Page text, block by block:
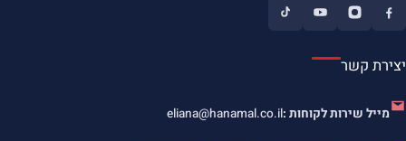
יצירת קשר
מייל שירות לקוחות :eliana@hanamal.co.il